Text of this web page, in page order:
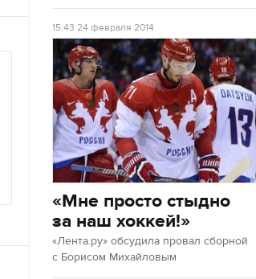
15:43 24 февраля 2014
«Мне просто стыдно
за наш хоккей!»
«Лента.ру» обсудила провал сборной
с Борисом Михайловым